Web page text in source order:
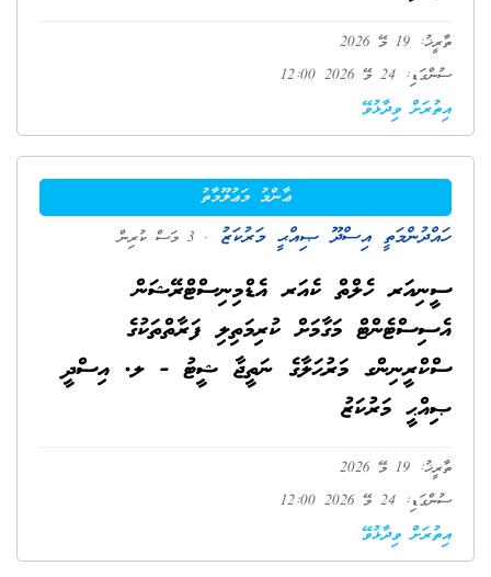
ތާރީޚު: 19 މޭ 2026
ސުންގަޑި: 24 މޭ 2026 12:00
އިތުރަށް ވިދާޅުވޭ
ޢާންމު މަޢުލޫމާތު
ހައްދުންމަތީ އިސްދޫ ޞިއްޙީ މަރުކަޒު . 3 މަސް ކުރިން
ސީނިއަރ ހެލްތް ކެއަރ އެޑްމިނިސްޓްރޭޝަން
އެސިސްޓެންޓް މަގާމަށް ކުރިމަތިލި ފަރާތްތަކުގެ
ސްކްރީނިންގ މަރުޙަލާގެ ނަތީޖާ ޝީޓު - ލ. އިސްދީ
ޞިއްޙީ މަރުކަޒު
ތާރީޚު: 19 މޭ 2026
ސުންގަޑި: 24 މޭ 2026 12:00
އިތުރަށް ވިދާޅުވޭ